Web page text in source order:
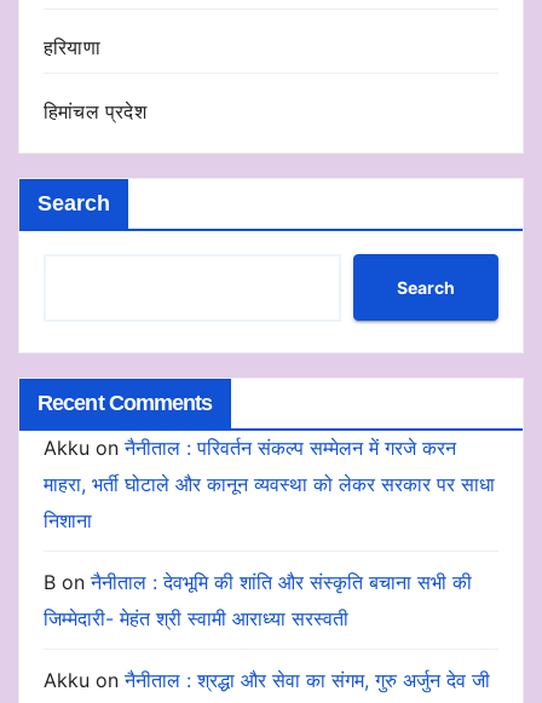
हरियाणा
हिमांचल प्रदेश
Search
Search
Recent Comments
Akku onनैनीताल : परिवर्तन संकल्प सम्मेलन में गरजे करन
माहरा, भर्ती घोटाले और कानून व्यवस्था को लेकर सरकार पर साधा
निशाना
B onनैनीताल : देवभूमि की शांति और संस्कृति बचाना सभी की
जिम्मेदारी- मेहंत श्री स्वामी आराध्या सरस्वती
Akku onनैनीताल : श्रद्धा और सेवा का संगम, गुरु अर्जुन देव जी